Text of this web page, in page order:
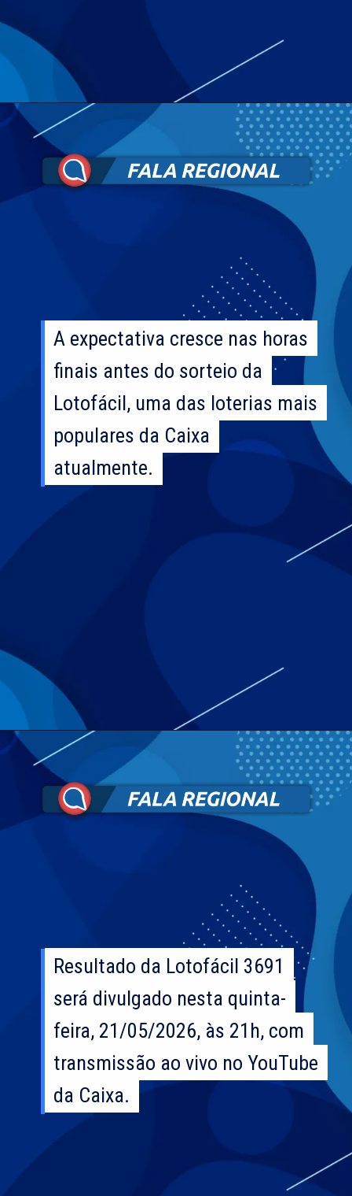
A expectativa cresce nas horas
finais antes do sorteio da
Lotofácil, uma das loterias mais
populares da Caixa
atualmente.
A expectativa cresce nas horas
finais antes do sorteio da
Lotofácil, uma das loterias mais
populares da Caixa
atualmente.
Resultado da Lotofácil 3691
será divulgado nesta quinta-
feira, 21/05/2026, às 21h, com
transmissão ao vivo no YouTube
da Caixa.
Resultado da Lotofácil 3691
será divulgado nesta quinta-
feira, 21/05/2026, às 21h, com
transmissão ao vivo no YouTube
da Caixa.